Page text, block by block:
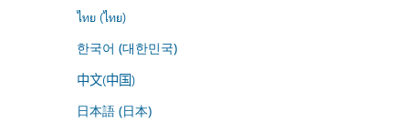
ไทย (ไทย)
한국어 (대한민국)
中文(中国)
日本語 (日本)